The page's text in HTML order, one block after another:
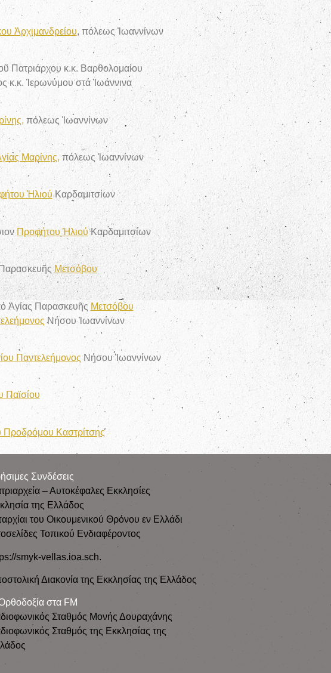
Ἀρχιμανδρείου, πόλεως Ἰωαννίνων
Πατριάρχου κ.κ. Βαρθολομαίου
κ.κ. Ἱερωνύμου στά Ἰωάννινα
πόλεως Ἰωαννίνων
Μαρίνης, πόλεως Ἰωαννίνων
ἨλιούΚαρδαμιτσίων
Προφήτου ἨλιούΚαρδαμιτσίων
ΠαρασκευῆςΜετσόβου
Ἁγίας Παρασκευῆς Μετσόβου
Νήσου Ἰωαννίνων
Παντελεήμονος Νήσου Ἰωαννίνων
Παϊσίου
Προδρόμου Καστρίτσης
Συνδέσεις
– Αυτοκέφαλες Εκκλησίες
της Ελλάδος
του Οικουμενικού Θρόνου εν Ελλάδι
Τοπικού Ενδιαφέροντος
smyk-vellas.ioa.sch.
Διακονία της Εκκλησίας της Ελλάδος
στα FM
Σταθμός Μονής Δουραχάνης
Σταθμός της Εκκλησίας της